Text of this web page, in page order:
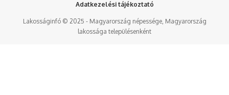
Lakosságinfó © 2025 - Magyarország népessége, Magyarország
lakossága településenként
Adatkezelési tájékoztató